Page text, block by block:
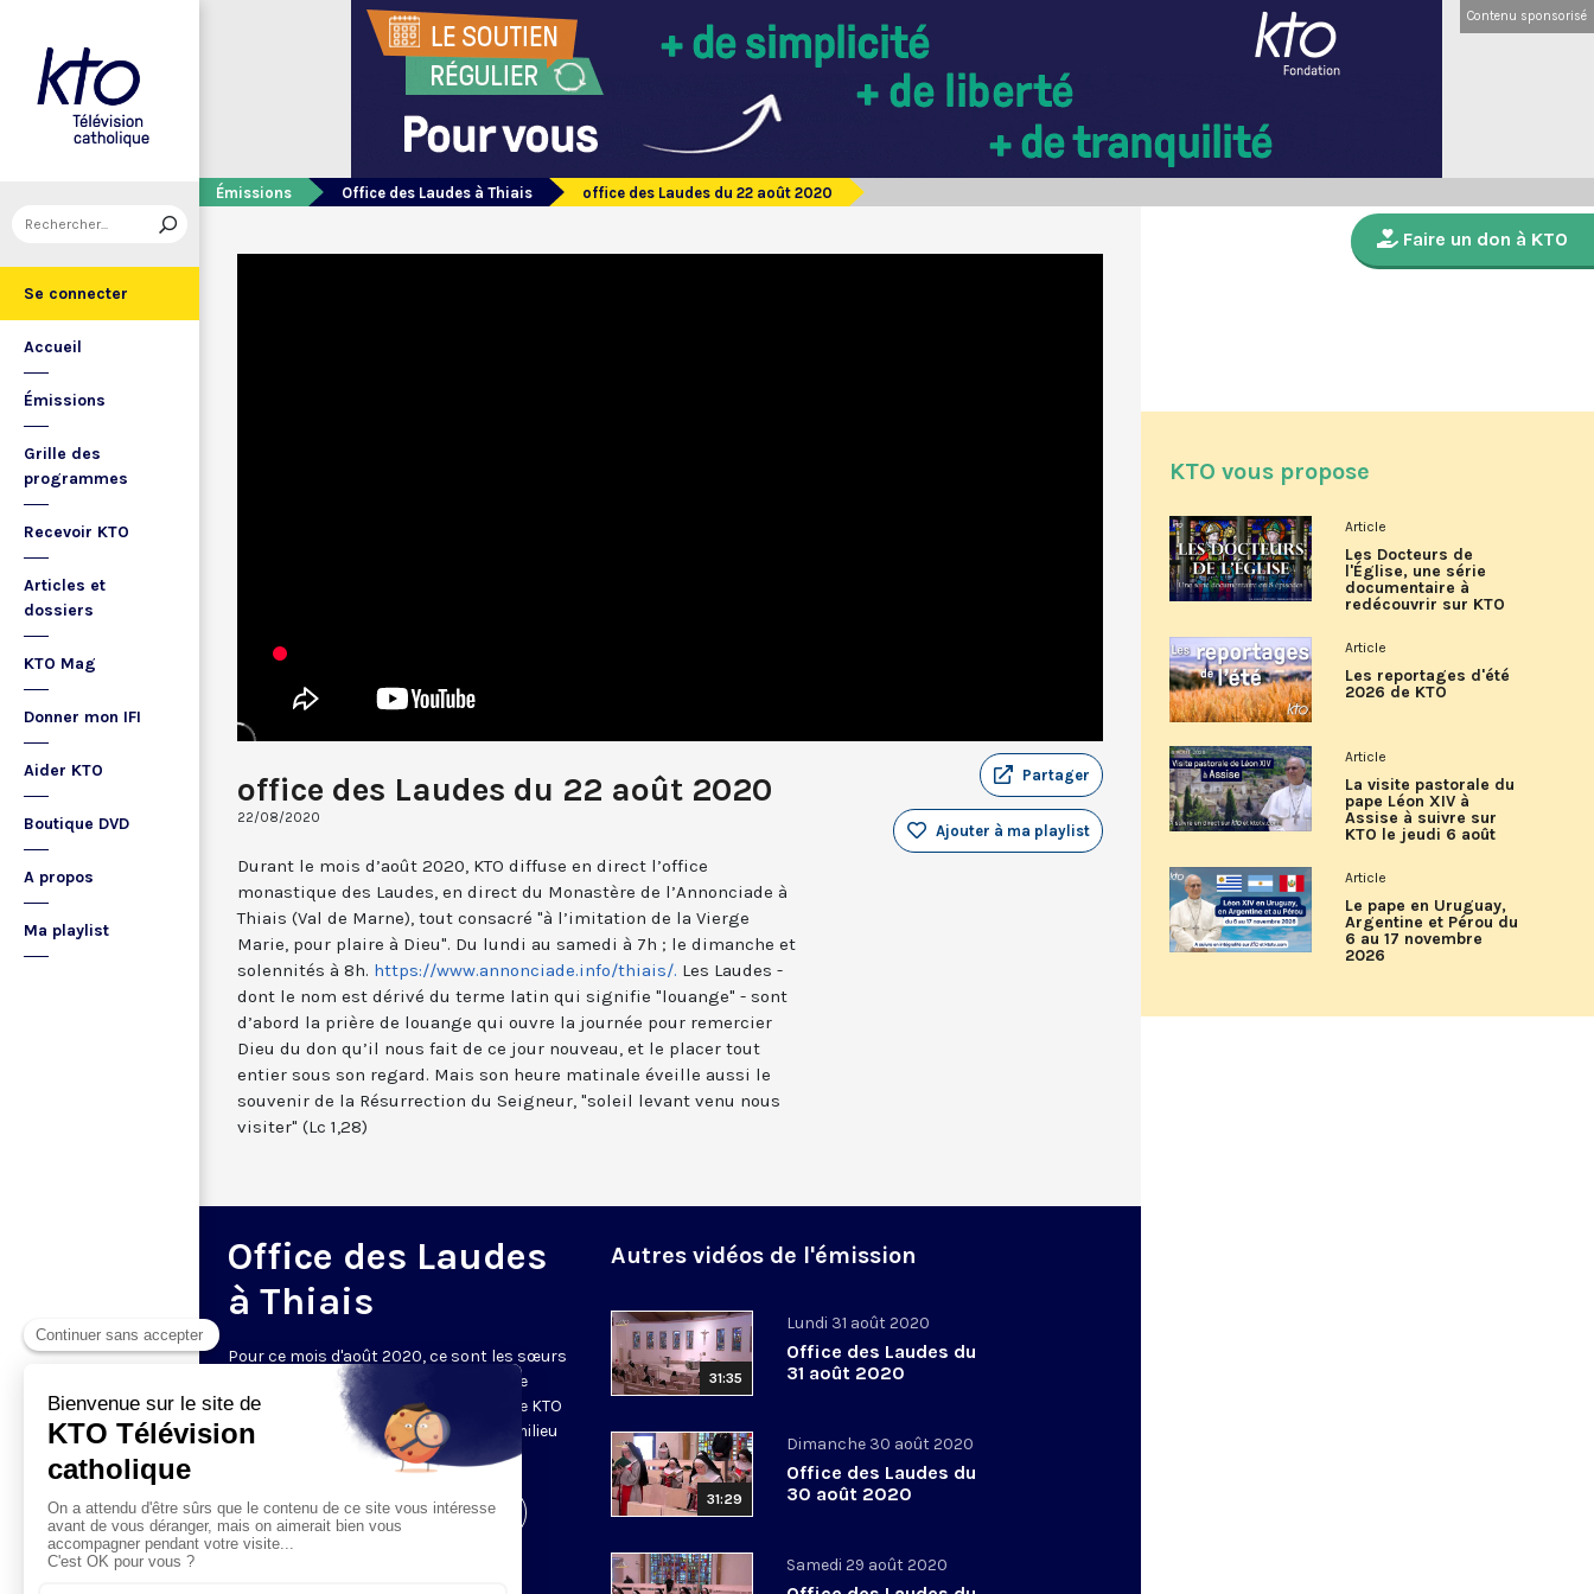
Se connecter
Accueil
Émissions
Grille des
programmes
Recevoir KTO
Articles et
dossiers
KTO Mag
Donner mon IFI
Aider KTO
Boutique DVD
A propos
Ma playlist
Contenu sponsorisé
Émissions Office des Laudes à Thiais office des Laudes du 22 août 2020
office des Laudes du 22 août 2020
22/08/2020
Partager
Ajouter à ma playlist
Durant le mois d’août 2020, KTO diffuse en direct l’office
monastique des Laudes, en direct du Monastère de l’Annonciade à
Thiais (Val de Marne), tout consacré "à l’imitation de la Vierge
Marie, pour plaire à Dieu". Du lundi au samedi à 7h ; le dimanche et
solennités à 8h. https://www.annonciade.info/thiais/. Les Laudes -
dont le nom est dérivé du terme latin qui signifie "louange" - sont
d’abord la prière de louange qui ouvre la journée pour remercier
Dieu du don qu’il nous fait de ce jour nouveau, et le placer tout
entier sous son regard. Mais son heure matinale éveille aussi le
souvenir de la Résurrection du Seigneur, "soleil levant venu nous
visiter" (Lc 1,28)
Office des Laudes
à Thiais
Pour ce mois d'août 2020, ce sont les sœurs
de la communauté des Annonciades de
Thiais (94), qui accueille les caméras de KTO
pour les laudes à 07h00 et l'office du milieu
du jour à 11h45 (et non plus à 12h30).
Visiter la page de l'émission
Autres vidéos de l'émission
31:35
Lundi 31 août 2020
Office des Laudes du
31 août 2020
31:29
Dimanche 30 août 2020
Office des Laudes du
30 août 2020
Samedi 29 août 2020
Faire un don à KTO
KTO vous propose
Article
Les Docteurs de
l'Église, une série
documentaire à
redécouvrir sur KTO
Article
Les reportages d'été
2026 de KTO
Article
La visite pastorale du
pape Léon XIV à
Assise à suivre sur
KTO le jeudi 6 août
Article
Le pape en Uruguay,
Argentine et Pérou du
6 au 17 novembre
2026